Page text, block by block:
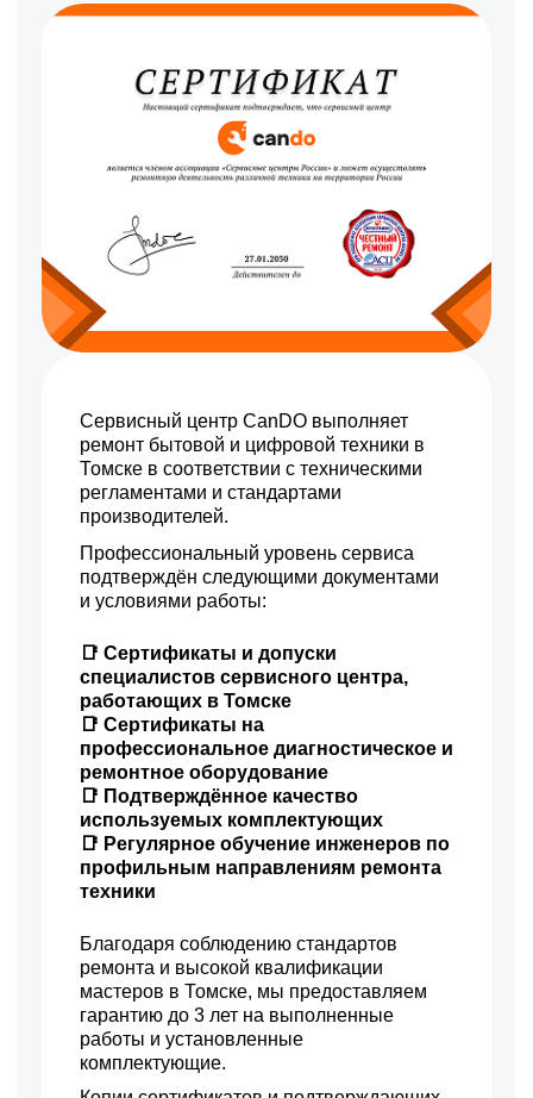
Замена задней крышки
650 р
Сервисный центр CanDO выполняет
ремонт бытовой и цифровой техники в
Томске в соответствии с техническими
регламентами и стандартами
производителей.
Профессиональный уровень сервиса
подтверждён следующими документами
и условиями работы:
📑 Сертификаты и допуски
специалистов сервисного центра,
работающих в Томске
📑 Сертификаты на
профессиональное диагностическое и
ремонтное оборудование
📑 Подтверждённое качество
используемых комплектующих
📑 Регулярное обучение инженеров по
профильным направлениям ремонта
техники
Благодаря соблюдению стандартов
ремонта и высокой квалификации
мастеров в Томске, мы предоставляем
гарантию до 3 лет на выполненные
работы и установленные
комплектующие.